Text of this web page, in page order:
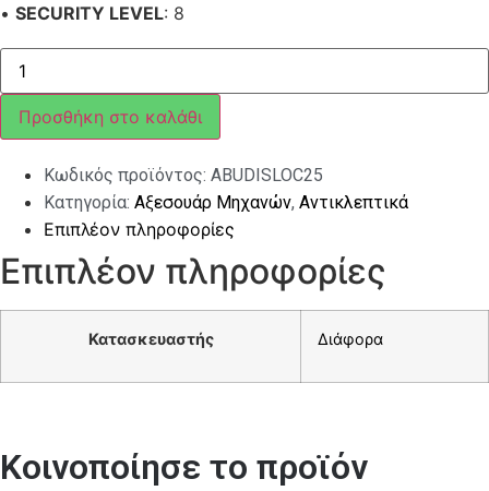
• SECURITY LEVEL: 8
ΚΛΕΙΔΑΡΙΑ
ΔΙΣΚΟΦΡΕΝΟΥ
&
ΣΥΝΑΓΕΡΜΟΣ
ABUS
TRI345Y
ποσότητα
Προσθήκη στο καλάθι
Κωδικός προϊόντος: ABUDISLOC25
Κατηγορία: Αξεσουάρ Μηχανών, Αντικλεπτικά
Επιπλέον πληροφορίες
Επιπλέον πληροφορίες
Κατασκευαστής Διάφορα
Κοινοποίησε το προϊόν